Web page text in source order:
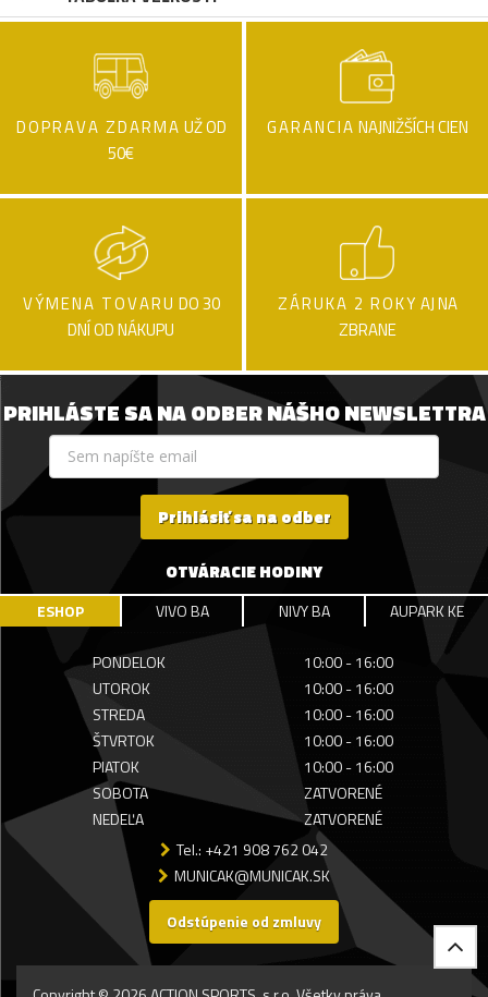
DOPRAVA ZDARMA UŽ OD
50€
GARANCIA NAJNIŽŠÍCH CIEN
VÝMENA TOVARU DO 30
DNÍ OD NÁKUPU
ZÁRUKA 2 ROKY AJ NA
ZBRANE
PRIHLÁSTE SA NA ODBER NÁŠHO NEWSLETTRA
Prihlásiť sa na odber
OTVÁRACIE HODINY
ESHOP VIVO BA NIVY BA AUPARK KE
PONDELOK
10:00 - 16:00
UTOROK
10:00 - 16:00
STREDA
10:00 - 16:00
ŠTVRTOK
10:00 - 16:00
PIATOK
10:00 - 16:00
SOBOTA
ZATVORENÉ
NEDEĽA
ZATVORENÉ
Tel.: +421 908 762 042
MUNICAK@MUNICAK.SK
Odstúpenie od zmluvy